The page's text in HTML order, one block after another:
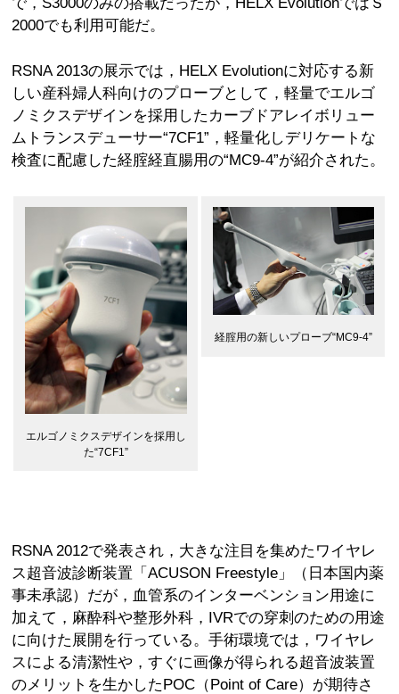
2000でも利用可能だ。
RSNA 2013の展示では，HELX Evolutionに対応する新
しい産科婦人科向けのプローブとして，軽量でエルゴ
ノミクスデザインを採用したカーブドアレイボリュー
ムトランスデューサー“7CF1”，軽量化しデリケートな
検査に配慮した経腟経直腸用の“MC9-4”が紹介された。
エルゴノミクスデザインを採用し
た“7CF1”
経腟用の新しいプローブ“MC9-4”
RSNA 2012で発表され，大きな注目を集めたワイヤレ
ス超音波診断装置「ACUSON Freestyle」（日本国内薬
事未承認）だが，血管系のインターベンション用途に
加えて，麻酔科や整形外科，IVRでの穿刺のための用途
に向けた展開を行っている。手術環境では，ワイヤレ
スによる清潔性や，すぐに画像が得られる超音波装置
のメリットを生かしたPOC（Point of Care）が期待さ